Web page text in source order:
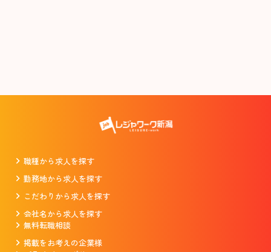
職種から求人を探す
勤務地から求人を探す
こだわりから求人を探す
会社名から求人を探す
無料転職相談
掲載をお考えの企業様